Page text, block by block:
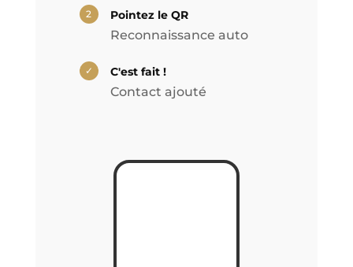
2 Pointez le QR
Reconnaissance auto
✓ C'est fait !
Contact ajouté